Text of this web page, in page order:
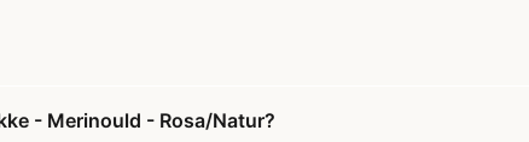
- Merinould - Rosa/Natur?